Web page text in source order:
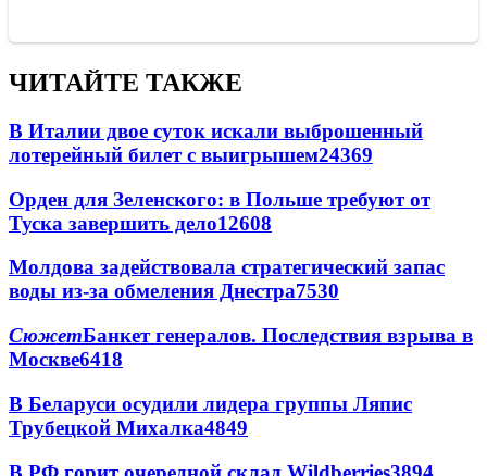
ЧИТАЙТЕ ТАКЖЕ
В Италии двое суток искали выброшенный
лотерейный билет с выигрышем24369
Орден для Зеленского: в Польше требуют от
Туска завершить дело12608
Молдова задействовала стратегический запас
воды из-за обмеления Днестра7530
СюжетБанкет генералов. Последствия взрыва в
Москве6418
В Беларуси осудили лидера группы Ляпис
Трубецкой Михалка4849